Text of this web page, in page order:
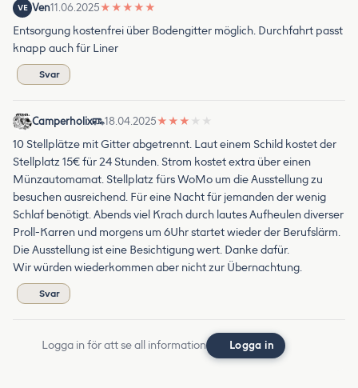
VE Ven11.06.2025★ ★ ★ ★ ★
Entsorgung kostenfrei über Bodengitter möglich. Durchfahrt passt
knapp auch für Liner
Svar
Camperholix 18.04.2025★ ★ ★ ★ ★
10 Stellplätze mit Gitter abgetrennt. Laut einem Schild kostet der
Stellplatz 15€ für 24 Stunden. Strom kostet extra über einen
Münzautomamat. Stellplatz fürs WoMo um die Ausstellung zu
besuchen ausreichend. Für eine Nacht für jemanden der wenig
Schlaf benötigt. Abends viel Krach durch lautes Aufheulen diverser
Proll-Karren und morgens um 6Uhr startet wieder der Berufslärm.
Die Ausstellung ist eine Besichtigung wert. Danke dafür.
Wir würden wiederkommen aber nicht zur Übernachtung.
Svar
Logga in för att se all information Logga in